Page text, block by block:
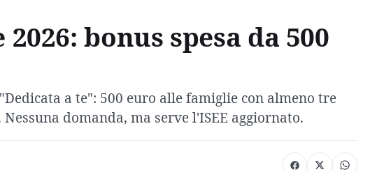
bonus spesa da 500
a te": 500 euro alle famiglie con almeno tre
domanda, ma serve l'ISEE aggiornato.